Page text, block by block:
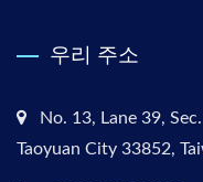
우리 주소
No. 13, Lane 39,
Taoyuan City 33852,